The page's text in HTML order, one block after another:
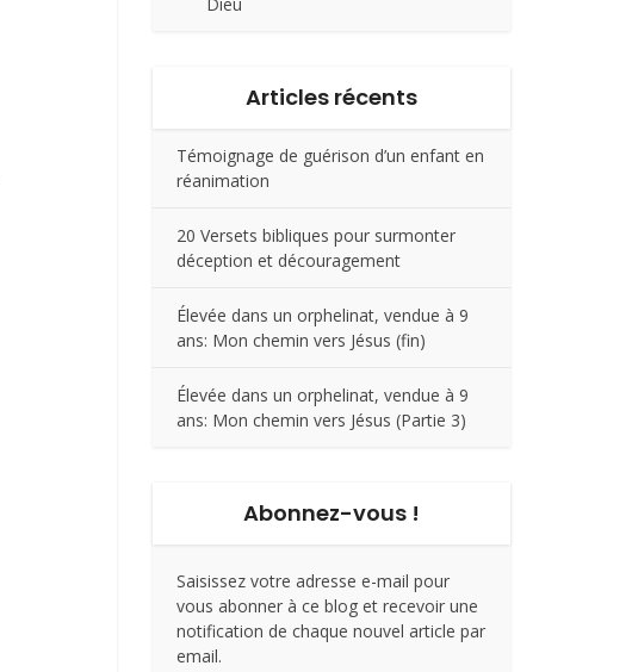
Articles récents
Témoignage de guérison d’un enfant en
réanimation
20 Versets bibliques pour surmonter
déception et découragement
Élevée dans un orphelinat, vendue à 9
ans: Mon chemin vers Jésus (fin)
Élevée dans un orphelinat, vendue à 9
ans: Mon chemin vers Jésus (Partie 3)
Abonnez-vous !
Saisissez votre adresse e-mail pour
vous abonner à ce blog et recevoir une
notification de chaque nouvel article par
email.